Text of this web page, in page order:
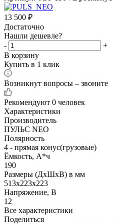
13 500 ₽
Достаточно
Нашли дешевле?
-
+
В корзину
Купить в 1 клик
Возникнут вопросы – звоните
Рекомендуют 0 человек
Характеристики
Производитель
ПУЛЬС NEO
Полярность
4 - прямая конус(грузовые)
Ёмкость, А*ч
190
Размеры (ДхШхВ) в мм
513х223х223
Напряжение, В
12
Все характеристики
Поделиться